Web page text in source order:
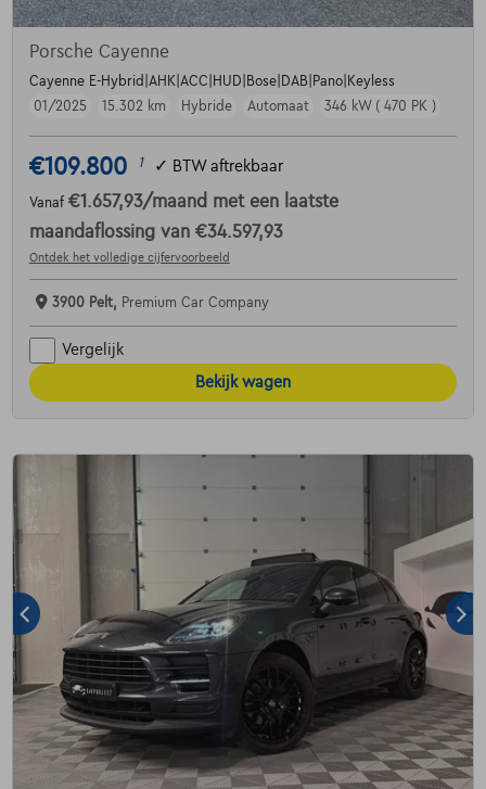
Porsche Cayenne
Cayenne E-Hybrid|AHK|ACC|HUD|Bose|DAB|Pano|Keyless
01/2025
15.302 km Hybride Automaat 346 kW ( 470 PK )
€109.800 1 ✓ BTW aftrekbaar
Vanaf €1.657,93/maand met een laatste
maandaflossing van €34.597,93
Ontdek het volledige cijfervoorbeeld
3900 Pelt, Premium Car Company
Vergelijk
Bekijk wagen